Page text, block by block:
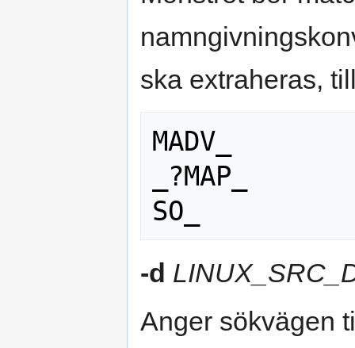
ska extraheras,
MADV_
_?MAP_
-d
Anger sökvägen